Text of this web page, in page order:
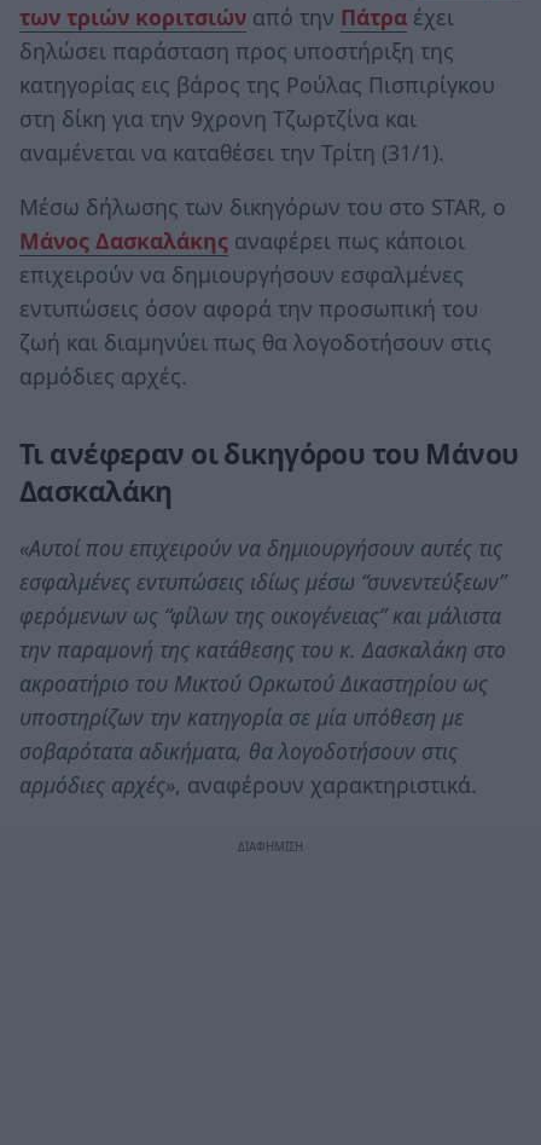
των τριών κοριτσιών από την Πάτρα έχει
δηλώσει παράσταση προς υποστήριξη της
κατηγορίας εις βάρος της Ρούλας Πισπιρίγκου
στη δίκη για την 9χρονη Τζωρτζίνα και
αναμένεται να καταθέσει την Τρίτη (31/1).
Μέσω δήλωσης των δικηγόρων του στο STAR, ο
Μάνος Δασκαλάκης αναφέρει πως κάποιοι
επιχειρούν να δημιουργήσουν εσφαλμένες
εντυπώσεις όσον αφορά την προσωπική του
ζωή και διαμηνύει πως θα λογοδοτήσουν στις
αρμόδιες αρχές.
Τι ανέφεραν οι δικηγόρου του Μάνου
Δασκαλάκη
«Αυτοί που επιχειρούν να δημιουργήσουν αυτές τις
εσφαλμένες εντυπώσεις ιδίως μέσω “συνεντεύξεων”
φερόμενων ως “φίλων της οικογένειας” και μάλιστα
την παραμονή της κατάθεσης του κ. Δασκαλάκη στο
ακροατήριο του Μικτού Ορκωτού Δικαστηρίου ως
υποστηρίζων την κατηγορία σε μία υπόθεση με
σοβαρότατα αδικήματα, θα λογοδοτήσουν στις
αρμόδιες αρχές», αναφέρουν χαρακτηριστικά.